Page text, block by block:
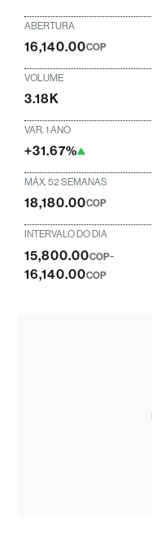
ABERTURA
16,140.00COP
VOLUME
3.18K
VAR. 1 ANO
+31.67%
MÁX. 52 SEMANAS
18,180.00COP
INTERVALO DO DIA
15,800.00COP-
16,140.00COP